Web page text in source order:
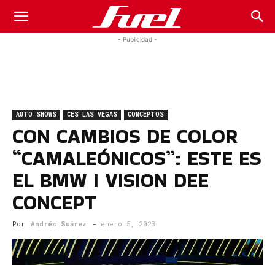
Fuel
Magazine
- Publicidad -
AUTO SHOWS CES LAS VEGAS CONCEPTOS
CON CAMBIOS DE COLOR
“CAMALEÓNICOS”: ESTE ES
EL BMW I VISION DEE
CONCEPT
Por Andrés Suárez - enero 5, 2023